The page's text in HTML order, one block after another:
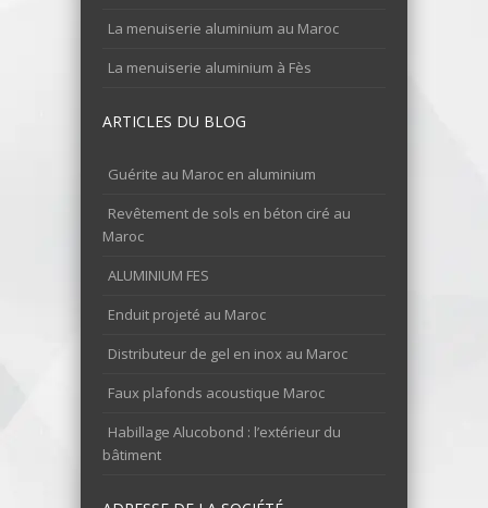
La menuiserie aluminium au Maroc
La menuiserie aluminium à Fès
ARTICLES DU BLOG
Guérite au Maroc en aluminium
Revêtement de sols en béton ciré au
Maroc
ALUMINIUM FES
Enduit projeté au Maroc
Distributeur de gel en inox au Maroc
Faux plafonds acoustique Maroc
Habillage Alucobond : l’extérieur du
bâtiment